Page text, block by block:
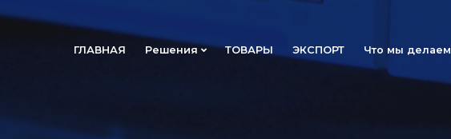
ГЛАВНАЯ Решения ТОВАРЫ ЭКСПОРТ Что мы делаем